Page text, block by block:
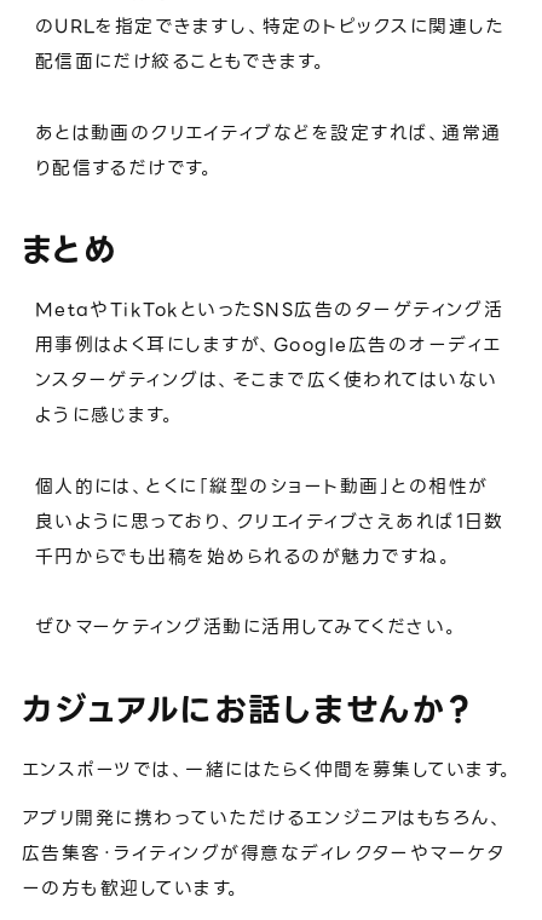
のURLを指定できますし、特定のトピックスに関連した
配信面にだけ絞ることもできます。
あとは動画のクリエイティブなどを設定すれば、通常通
り配信するだけです。
まとめ
MetaやTikTokといったSNS広告のターゲティング活
用事例はよく耳にしますが、Google広告のオーディエ
ンスターゲティングは、そこまで広く使われてはいない
ように感じます。
個人的には、とくに「縦型のショート動画」との相性が
良いように思っており、クリエイティブさえあれば1日数
千円からでも出稿を始められるのが魅力ですね。
ぜひマーケティング活動に活用してみてください。
カジュアルにお話しませんか？
エンスポーツでは、一緒にはたらく仲間を募集しています。
アプリ開発に携わっていただけるエンジニアはもちろん、
広告集客・ライティングが得意なディレクターやマーケタ
ーの方も歓迎しています。